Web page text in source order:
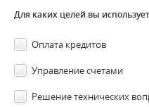
Для каких целей вы
Оплата кредитов
Управление счетами
Решение технических